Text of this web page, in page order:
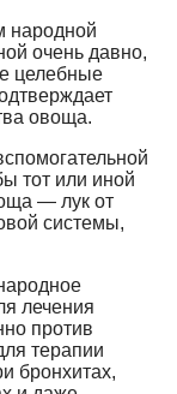
народной
очень давно,
целебные
овоща.
тот или иной
— лук от
системы,
лечения
против
терапии
бронхитах,